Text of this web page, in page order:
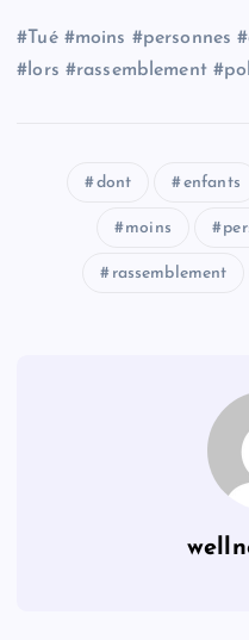
#Tué #moins #personnes
#lors #rassemblement
dont enfants
moins
rassemblement